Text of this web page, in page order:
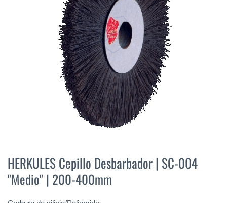
comienzo
de
la
HERKULES Cepillo Desbarbador | SC-004
"Medio" | 200-400mm